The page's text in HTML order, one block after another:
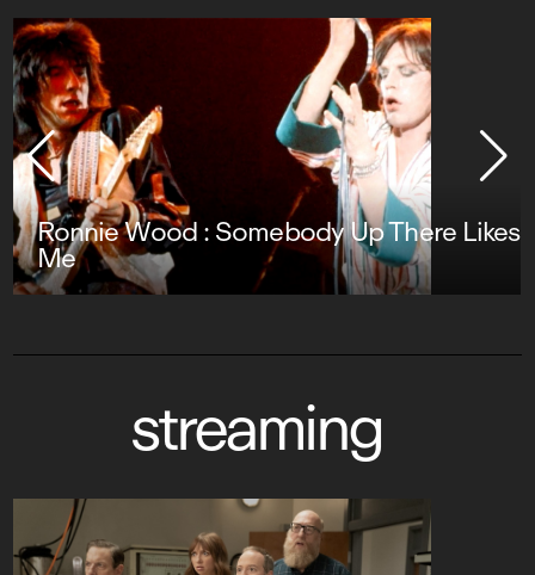
Ronnie Wood : Somebody Up There Likes
Me
streaming